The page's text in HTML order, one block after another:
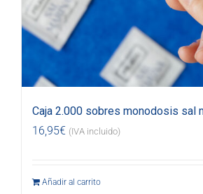
Caja 2.000 sobres monodosis sal
16,95€ (IVA incluido)
Añadir al carrito